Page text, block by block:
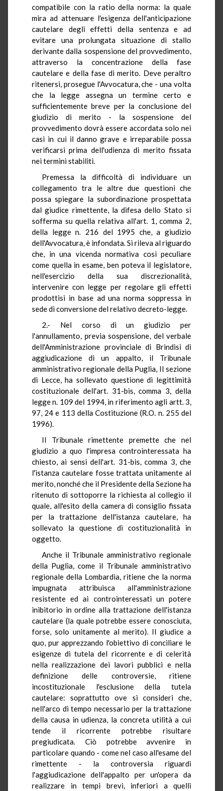
compatibile con la ratio della norma: la quale
mira ad attenuare l'esigenza dell'anticipazione
cautelare degli effetti della sentenza e ad
evitare una prolungata situazione di stallo
derivante dalla sospensione del provvedimento,
attraverso la concentrazione della fase
cautelare e della fase di merito. Deve peraltro
ritenersi, prosegue l'Avvocatura, che - una volta
che la legge assegna un termine certo e
sufficientemente breve per la conclusione del
giudizio di merito - la sospensione del
provvedimento dovrà essere accordata solo nei
casi in cui il danno grave e irreparabile possa
verificarsi prima dell'udienza di merito fissata
nei termini stabiliti.
Premessa la difficoltà di individuare un
collegamento tra le altre due questioni che
possa spiegare la subordinazione prospettata
dal giudice rimettente, la difesa dello Stato si
sofferma su quella relativa all'art. 1, comma 2,
della legge n. 216 del 1995 che, a giudizio
dell'Avvocatura, è infondata. Si rileva al riguardo
che, in una vicenda normativa così peculiare
come quella in esame, ben poteva il legislatore,
nell'esercizio della sua discrezionalità,
intervenire con legge per regolare gli effetti
prodottisi in base ad una norma soppressa in
sede di conversione del relativo decreto-legge.
2.- Nel corso di un giudizio per
l'annullamento, previa sospensione, del verbale
dell'Amministrazione provinciale di Brindisi di
aggiudicazione di un appalto, il Tribunale
amministrativo regionale della Puglia, II sezione
di Lecce, ha sollevato questione di legittimità
costituzionale dell'art. 31-bis, comma 3, della
legge n. 109 del 1994, in riferimento agli artt. 3,
97, 24 e 113 della Costituzione (R.O. n. 255 del
1996).
Il Tribunale rimettente premette che nel
giudizio a quo l'impresa controinteressata ha
chiesto, ai sensi dell'art. 31-bis, comma 3, che
l'istanza cautelare fosse trattata unitamente al
merito, nonché che il Presidente della Sezione ha
ritenuto di sottoporre la richiesta al collegio il
quale, all'esito della camera di consiglio fissata
per la trattazione dell'istanza cautelare, ha
sollevato la questione di costituzionalità in
oggetto.
Anche il Tribunale amministrativo regionale
della Puglia, come il Tribunale amministrativo
regionale della Lombardia, ritiene che la norma
impugnata attribuisca all'amministrazione
resistente ed ai controinteressati un potere
inibitorio in ordine alla trattazione dell'istanza
cautelare (la quale potrebbe essere conosciuta,
forse, solo unitamente al merito). Il giudice a
quo, pur apprezzando l'obiettivo di conciliare le
esigenze di tutela del ricorrente e di celerità
nella realizzazione dei lavori pubblici e nella
definizione delle controversie, ritiene
incostituzionale l'esclusione della tutela
cautelare: soprattutto ove si consideri che,
nell'arco di tempo necessario per la trattazione
della causa in udienza, la concreta utilità a cui
tende il ricorrente potrebbe risultare
pregiudicata. Ciò potrebbe avvenire in
particolare quando - come nel caso all'esame del
rimettente - la controversia riguardi
l'aggiudicazione dell'appalto per un'opera da
realizzare in tempi brevi, inferiori a quelli